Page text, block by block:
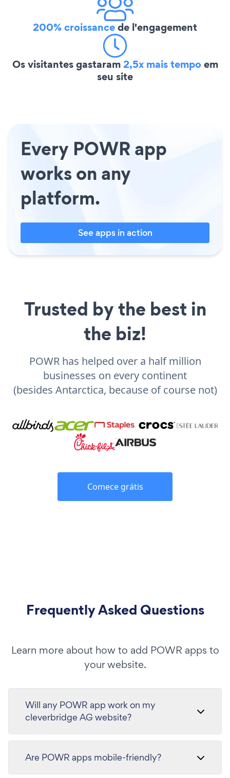
200% croissancede l'engagement
Os visitantes gastaram2,5x mais tempoem
seu site
Every POWR app
works on any
platform.
See apps in action
Trusted by the best in
the biz!
POWR has helped over a half million
businesses on every continent
(besides Antarctica, because of course not)
Comece grátis
Frequently Asked Questions
Learn more about how to add POWR apps to
your website.
Will any POWR app work on my
cleverbridge AG website?
Are POWR apps mobile-friendly?